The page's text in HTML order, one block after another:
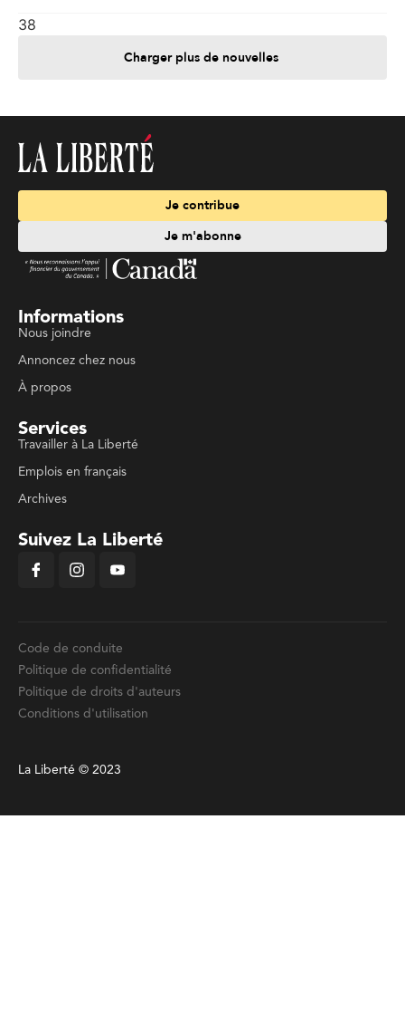
38
Charger plus de nouvelles
Je contribue
Je m'abonne
Informations
Nous joindre
Annoncez chez nous
À propos
Services
Travailler à La Liberté
Emplois en français
Archives
Suivez La Liberté
Code de conduite
Politique de confidentialité
Politique de droits d'auteurs
Conditions d'utilisation
La Liberté © 2023